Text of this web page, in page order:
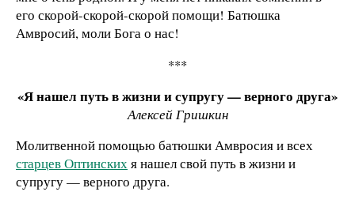
его скорой-скорой-скорой помощи! Батюшка
Амвросий, моли Бога о нас!
***
«Я нашел путь в жизни и супругу — верного друга»
Алексей Гришкин
Молитвенной помощью батюшки Амвросия и всех
старцев Оптинскихя нашел свой путь в жизни и
супругу — верного друга.